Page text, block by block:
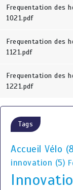
Frequentation des
1021.pdf
Frequentation des
1121.pdf
Frequentation des
1221.pdf
Tags
Accueil Vélo
innovation (5)